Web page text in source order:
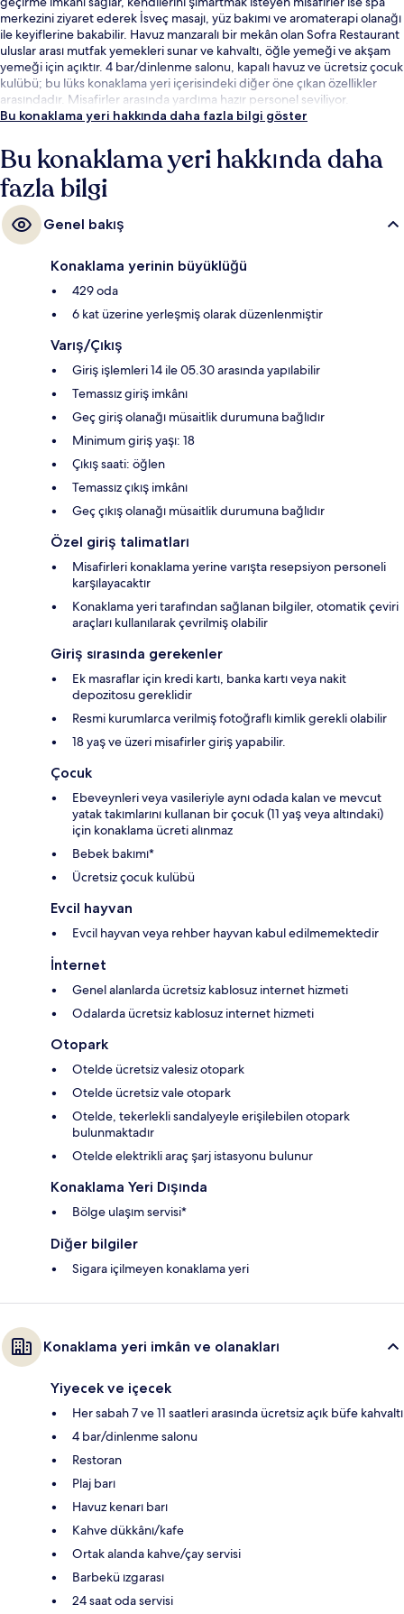
merkezini ziyaret ederek İsveç masajı, yüz bakımı ve aromaterapi olanağı
ile keyiflerine bakabilir. Havuz manzaralı bir mekân olan Sofra Restaurant
uluslar arası mutfak yemekleri sunar ve kahvaltı, öğle yemeği ve akşam
yemeği için açıktır. 4 bar/dinlenme salonu, kapalı havuz ve ücretsiz çocuk
kulübü; bu lüks konaklama yeri içerisindeki diğer öne çıkan özellikler
arasındadır. Misafirler arasında yardıma hazır personel seviliyor.
Bu konaklama yeri hakkında daha fazla bilgi göster
Bu konaklama yeri hakkında daha
fazla bilgi
Genel bakış
Konaklama yerinin büyüklüğü
429 oda
6 kat üzerine yerleşmiş olarak düzenlenmiştir
Varış/Çıkış
Giriş işlemleri 14 ile 05.30 arasında yapılabilir
Temassız giriş imkânı
Geç giriş olanağı müsaitlik durumuna bağlıdır
Minimum giriş yaşı: 18
Çıkış saati: öğlen
Temassız çıkış imkânı
Geç çıkış olanağı müsaitlik durumuna bağlıdır
Özel giriş talimatları
Misafirleri konaklama yerine varışta resepsiyon personeli
karşılayacaktır
Konaklama yeri tarafından sağlanan bilgiler, otomatik çeviri
araçları kullanılarak çevrilmiş olabilir
Giriş sırasında gerekenler
Ek masraflar için kredi kartı, banka kartı veya nakit
depozitosu gereklidir
Resmi kurumlarca verilmiş fotoğraflı kimlik gerekli olabilir
18 yaş ve üzeri misafirler giriş yapabilir.
Çocuk
Ebeveynleri veya vasileriyle aynı odada kalan ve mevcut
yatak takımlarını kullanan bir çocuk (11 yaş veya altındaki)
için konaklama ücreti alınmaz
Bebek bakımı*
Ücretsiz çocuk kulübü
Evcil hayvan
Evcil hayvan veya rehber hayvan kabul edilmemektedir
İnternet
Genel alanlarda ücretsiz kablosuz internet hizmeti
Odalarda ücretsiz kablosuz internet hizmeti
Otopark
Otelde ücretsiz valesiz otopark
Otelde ücretsiz vale otopark
Otelde, tekerlekli sandalyeyle erişilebilen otopark
bulunmaktadır
Otelde elektrikli araç şarj istasyonu bulunur
Konaklama Yeri Dışında
Bölge ulaşım servisi*
Diğer bilgiler
Sigara içilmeyen konaklama yeri
Konaklama yeri imkân ve olanakları
Yiyecek ve içecek
Her sabah 7 ve 11 saatleri arasında ücretsiz açık büfe kahvaltı
4 bar/dinlenme salonu
Restoran
Plaj barı
Havuz kenarı barı
Kahve dükkânı/kafe
Ortak alanda kahve/çay servisi
Barbekü ızgarası
24 saat oda servisi